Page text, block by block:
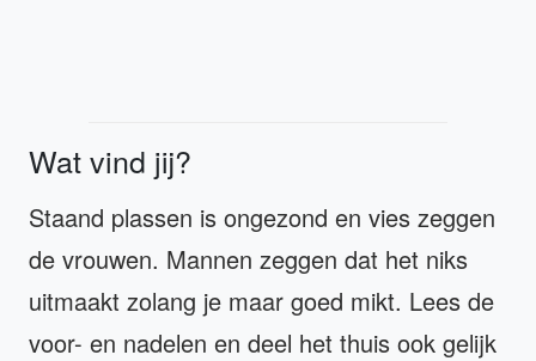
Wat vind jij?
Staand plassen is ongezond en vies zeggen
de vrouwen. Mannen zeggen dat het niks
uitmaakt zolang je maar goed mikt. Lees de
voor- en nadelen en deel het thuis ook gelijk